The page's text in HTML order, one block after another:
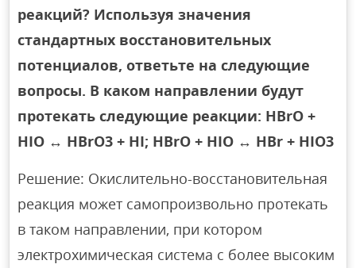
реакций? Используя значения
стандартных восстановительных
потенциалов, ответьте на следующие
вопросы. В каком направлении будут
протекать следующие реакции: HBrO +
HIO ↔ HBrO3 + HI; HBrO + HIO ↔ HBr + HIO3
Решение: Окислительно-восстановительная
реакция может самопроизвольно протекать
в таком направлении, при котором
электрохимическая система с более высоким